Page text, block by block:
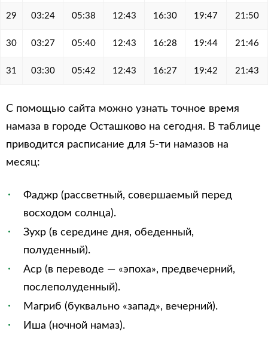
29 03:24 05:38 12:43 16:30 19:47 21:50
30 03:27 05:40 12:43 16:28 19:44 21:46
31 03:30 05:42 12:43 16:27 19:42 21:43
С помощью сайта можно узнать точное время
намаза в городе Осташково на сегодня. В таблице
приводится расписание для 5-ти намазов на
месяц:
Фаджр (рассветный, совершаемый перед
восходом солнца).
Зухр (в середине дня, обеденный,
полуденный).
Аср (в переводе — «эпоха», предвечерний,
послеполуденный).
Магриб (буквально «запад», вечерний).
Иша (ночной намаз).